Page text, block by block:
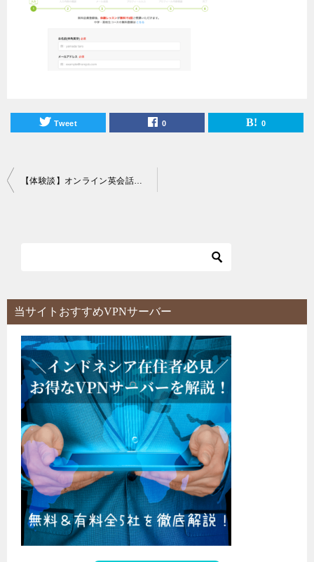
Tweet 0 0
投
シ
ョ
【体験談】オンライン英会話レアジョブに対する口コミ＆評判まとめ！
当サイトおすすめVPNサーバー